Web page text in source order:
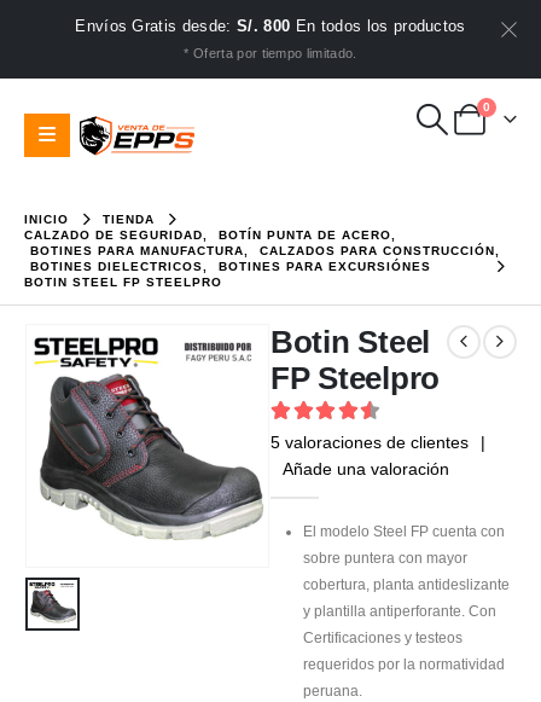
Envíos Gratis desde:S/. 800 En todos los productos
* Oferta por tiempo limitado.
0
INICIO
TIENDA
CALZADO DE SEGURIDAD
BOTÍN PUNTA DE ACERO
BOTINES PARA MANUFACTURA
CALZADOS PARA CONSTRUCCIÓN
BOTINES DIELECTRICOS
BOTINES PARA EXCURSIÓNES
BOTIN STEEL FP STEELPRO
Botin Steel
FP Steelpro
4.6out of 5
5 valoraciones de clientes
|
Añade una valoración
El modelo Steel FP cuenta con
sobre puntera con mayor
cobertura, planta antideslizante
y plantilla antiperforante. Con
Certificaciones y testeos
requeridos por la normatividad
peruana.